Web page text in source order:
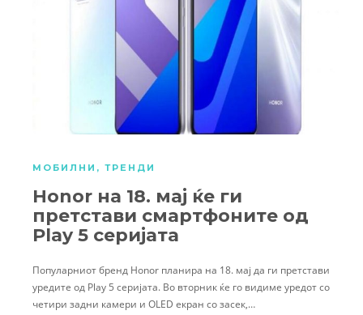
МОБИЛНИ , ТРЕНДИ
Honor на 18. мај ќе ги
претстави смартфоните од
Play 5 серијата
Популарниот бренд Honor планира на 18. мај да ги претстави
уредите од Play 5 серијата. Во вторник ќе го видиме уредот со
четири задни камери и OLED екран со засек,…